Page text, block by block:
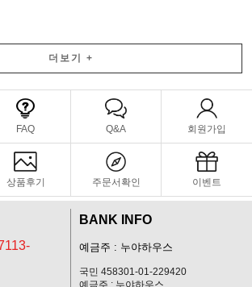
더보기 +
FAQ Q&A 회원가입
상품후기 주문서확인 이벤트
BANK INFO
예금주 : 누야하우스
국민 458301-01-229420
예금주 : 누야하우스